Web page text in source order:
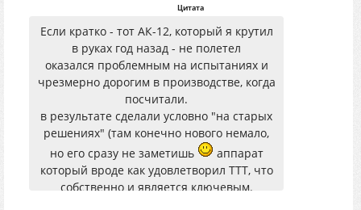
Цитата
Если кратко - тот АК-12, который я крутил
в руках год назад - не полетел
оказался проблемным на испытаниях и
чрезмерно дорогим в производстве, когда
посчитали.
в результате сделали условно "на старых
решениях" (там конечно нового немало,
но его сразу не заметишь
аппарат
который вроде как удовлетворил ТТТ, что
собственно и является ключевым.